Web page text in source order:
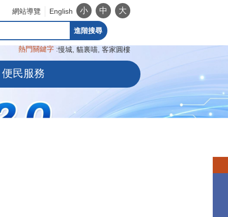
網站導覽 English 小 中 大
進階搜尋
熱門關鍵字 慢城 貓裏喵 客家圓樓
便民服務